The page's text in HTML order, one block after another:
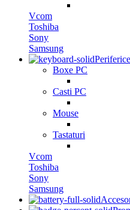
Vcom
Toshiba
Sony
Samsung
Periferice
Boxe PC
Casti PC
Mouse
Tastaturi
Vcom
Toshiba
Sony
Samsung